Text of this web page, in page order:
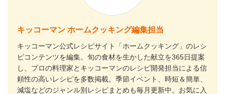
キッコーマン ホームクッキング編集担当
キッコーマン公式レシピサイト「ホームクッキング」のレシ
ピコンテンツを編集。旬の食材を生かした献立を365日提案
し、プロの料理家とキッコーマンのレシピ開発担当による信
頼性の高いレシピを多数掲載。季節イベント、時短＆簡単、
減塩などのジャンル別レシピまとめも毎月更新中。お気に入